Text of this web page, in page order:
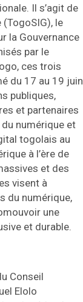
Il s’agit de
le
la Gouvernance
par le
ces trois
du 17 au 19 juin
publiques,
et partenaires
numérique et
togolais au
à l’ère de
et des
visent à
du numérique,
une
et durable.
Conseil
Elolo